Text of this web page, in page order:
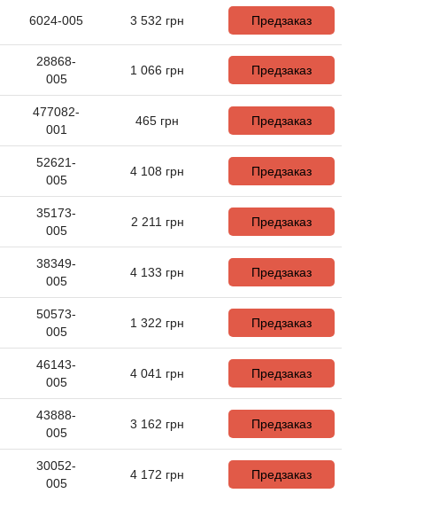
6024-005 3 532 грн Предзаказ
28868-
005
1 066 грн Предзаказ
477082-
001
465 грн Предзаказ
52621-
005
4 108 грн Предзаказ
35173-
005
2 211 грн Предзаказ
38349-
005
4 133 грн Предзаказ
50573-
005
1 322 грн Предзаказ
46143-
005
4 041 грн Предзаказ
43888-
005
3 162 грн Предзаказ
30052-
005
4 172 грн Предзаказ